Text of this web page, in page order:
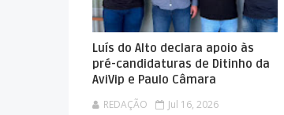
Luís do Alto declara apoio às
pré-candidaturas de Ditinho da
AviVip e Paulo Câmara
REDAÇÃO Jul 16, 2026